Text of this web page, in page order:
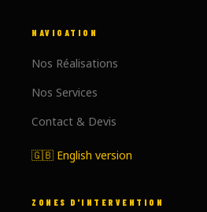
NAVIGATION
Nos Réalisations
Nos Services
Contact & Devis
🇬🇧 English version
ZONES D'INTERVENTION